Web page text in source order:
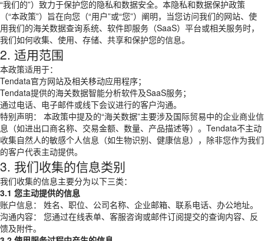
“我们的”）致力于保护您的隐私和数据安全。本隐私和数据保护政策
（“本政策”）旨在向您（“用户”或“您”）阐明，当您访问我们的网站、使
用我们的海关数据查询系统、软件即服务（SaaS）平台或相关服务时，
我们如何收集、使用、存储、共享和保护您的信息。
2. 适用范围
本政策适用于：
Tendata官方网站及相关移动应用程序；
Tendata提供的海关数据智能分析软件及SaaS服务；
通过电话、电子邮件或线下会议进行的客户沟通。
特别声明： 本政策中提及的“海关数据”主要涉及国际贸易中的企业商业信
息（如进出口商名称、交易金额、数量、产品描述等）。Tendata不主动
收集自然人的敏感个人信息（如生物识别、健康信息），除非您作为我们
的客户代表主动提供。
3. 我们收集的信息类别
我们收集的信息主要分为以下三类：
3.1 您主动提供的信息
账户信息： 姓名、职位、公司名称、企业邮箱、联系电话、办公地址。
沟通内容： 您通过在线表单、客服咨询或邮件订阅提交的查询内容、反
馈及附件。